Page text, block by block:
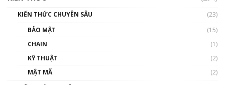
KIẾN THỨC CHUYÊN SÂU
(23)
BẢO MẬT
(15)
CHAIN
(1)
KỸ THUẬT
(2)
MẬT MÃ
(2)